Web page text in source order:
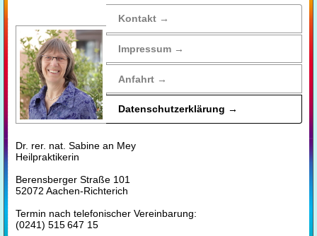
Kontakt →
Impressum →
Anfahrt →
Daten­schutz­erklärung →
Dr. rer. nat. Sabine an Mey
Heilpraktikerin
Berensberger Straße 101
52072 Aachen-Richterich
Termin nach telefonischer Vereinbarung:
(0241) 515 647 15